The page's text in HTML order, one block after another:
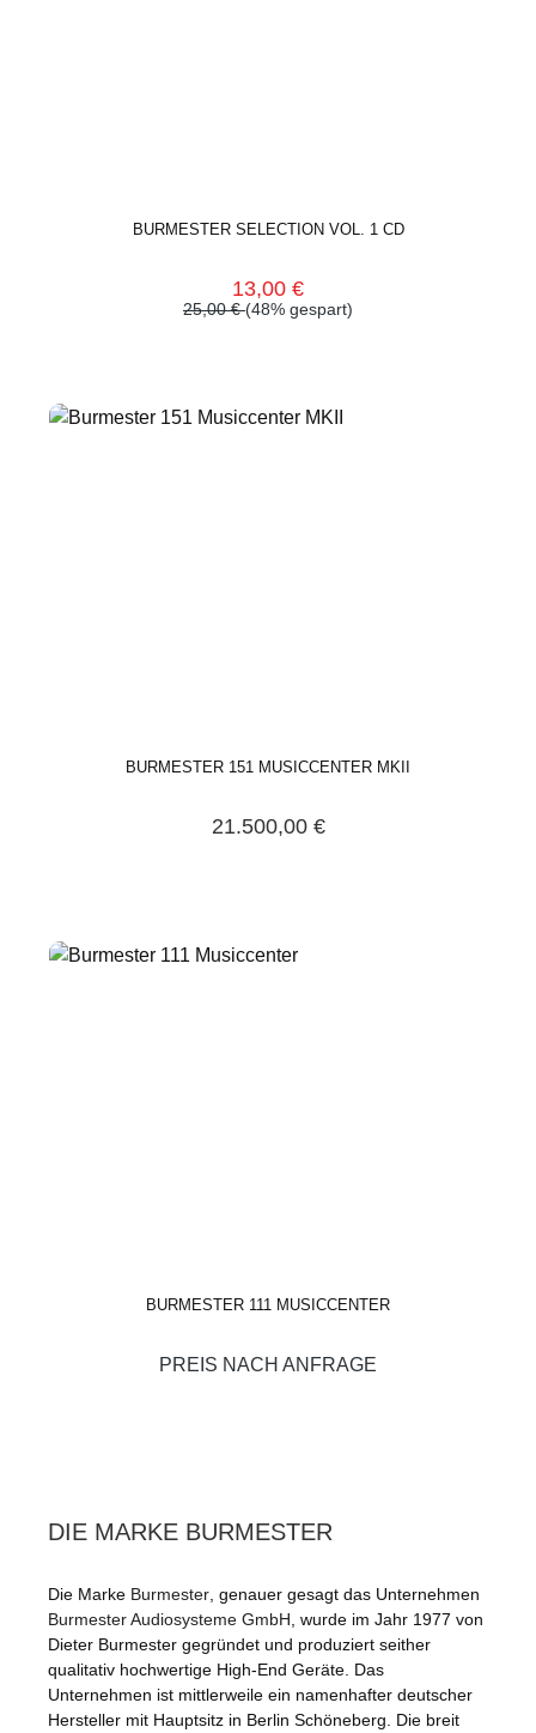
BURMESTER SELECTION VOL. 1 CD
13,00 €
25,00 €(48% gespart)
BURMESTER 151 MUSICCENTER MKII
21.500,00 €
BURMESTER 111 MUSICCENTER
PREIS NACH ANFRAGE
DIE MARKE BURMESTER
Die Marke Burmester , genauer gesagt das Unternehmen
Burmester Audiosysteme GmbH , wurde im Jahr 1977 von
Dieter Burmester gegründet und produziert seither
qualitativ hochwertige High-End Geräte. Das
Unternehmen ist mittlerweile ein namenhafter deutscher
Hersteller mit Hauptsitz in Berlin Schöneberg. Die breit